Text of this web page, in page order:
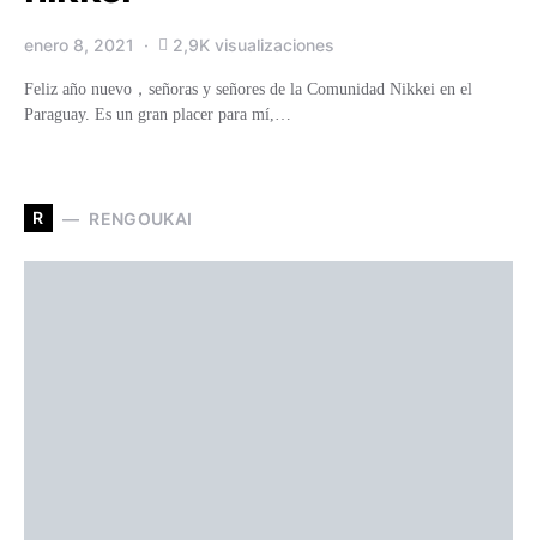
enero 8, 2021 2,9K visualizaciones
Feliz año nuevo，señoras y señores de la Comunidad Nikkei en el
Paraguay. Es un gran placer para mí,…
R RENGOUKAI